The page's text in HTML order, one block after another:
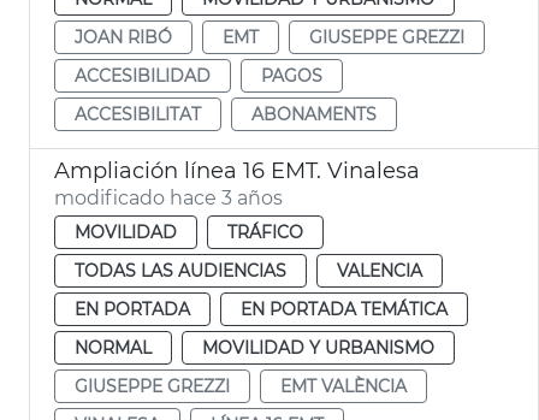
JOAN RIBÓ
EMT
GIUSEPPE GREZZI
ACCESIBILIDAD
PAGOS
ACCESIBILITAT
ABONAMENTS
Ampliación línea 16 EMT. Vinalesa
modificado hace 3 años
MOVILIDAD
TRÁFICO
TODAS LAS AUDIENCIAS
VALENCIA
EN PORTADA
EN PORTADA TEMÁTICA
NORMAL
MOVILIDAD Y URBANISMO
GIUSEPPE GREZZI
EMT VALÈNCIA